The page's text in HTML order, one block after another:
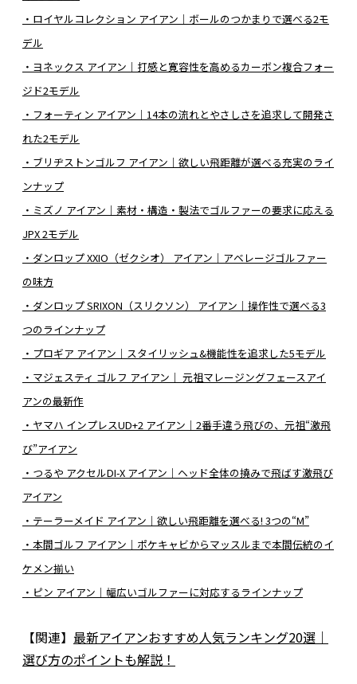
・ロイヤルコレクション アイアン｜ボールのつかまりで選べる2モ
デル
・ヨネックス アイアン｜打感と寛容性を高めるカーボン複合フォー
ジド2モデル
・フォーティン アイアン｜14本の流れとやさしさを追求して開発さ
れた2モデル
・ブリヂストンゴルフ アイアン｜欲しい飛距離が選べる充実のライ
ンナップ
・ミズノ アイアン｜素材・構造・製法でゴルファーの要求に応える
JPX 2モデル
・ダンロップ XXIO（ゼクシオ） アイアン｜アベレージゴルファー
の味方
・ダンロップ SRIXON（スリクソン） アイアン｜操作性で選べる3
つのラインナップ
・プロギア アイアン｜スタイリッシュ&機能性を追求した5モデル
・マジェスティ ゴルフ アイアン｜ 元祖マレージングフェースアイ
アンの最新作
・ヤマハ インプレスUD+2 アイアン｜2番手違う飛びの、元祖“激飛
び”アイアン
・つるや アクセルDI-X アイアン｜ヘッド全体の撓みで飛ばす激飛び
アイアン
・テーラーメイド アイアン｜欲しい飛距離を選べる! 3つの“M”
・本間ゴルフ アイアン｜ポケキャビからマッスルまで本間伝統のイ
ケメン揃い
・ピン アイアン｜幅広いゴルファーに対応するラインナップ
【関連】 最新アイアンおすすめ人気ランキング20選｜
選び方のポイントも解説！